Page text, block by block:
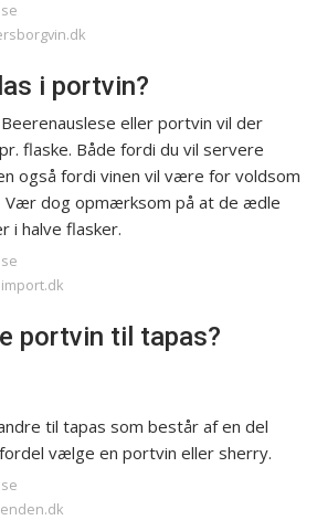
i portvin?
eller portvin vil der
flaske. Både fordi du vil servere
også fordi vinen vil være for voldsom
Vær dog opmærksom på at de ædle
i halve flasker.
portvin til tapas?
til tapas som består af en del
vælge en portvin eller sherry.